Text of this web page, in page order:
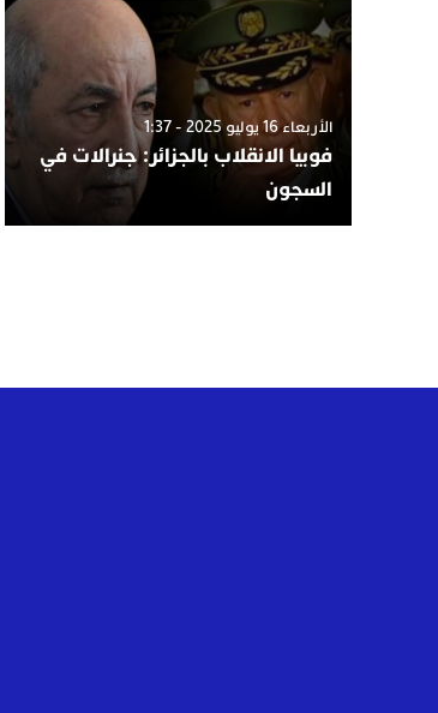
الأربعاء 16 يوليو 2025 - 1:37
فوبيا الانقلاب بالجزائر: جنرالات في
السجون